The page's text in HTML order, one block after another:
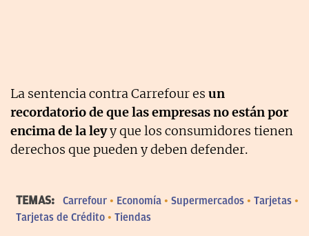
La sentencia contra Carrefour es un
recordatorio de que las empresas no están por
encima de la leyy que los consumidores tienen
derechos que pueden y deben defender.
TEMAS: Carrefour Economía Supermercados
Tarjetas
Tarjetas de Crédito
Tiendas